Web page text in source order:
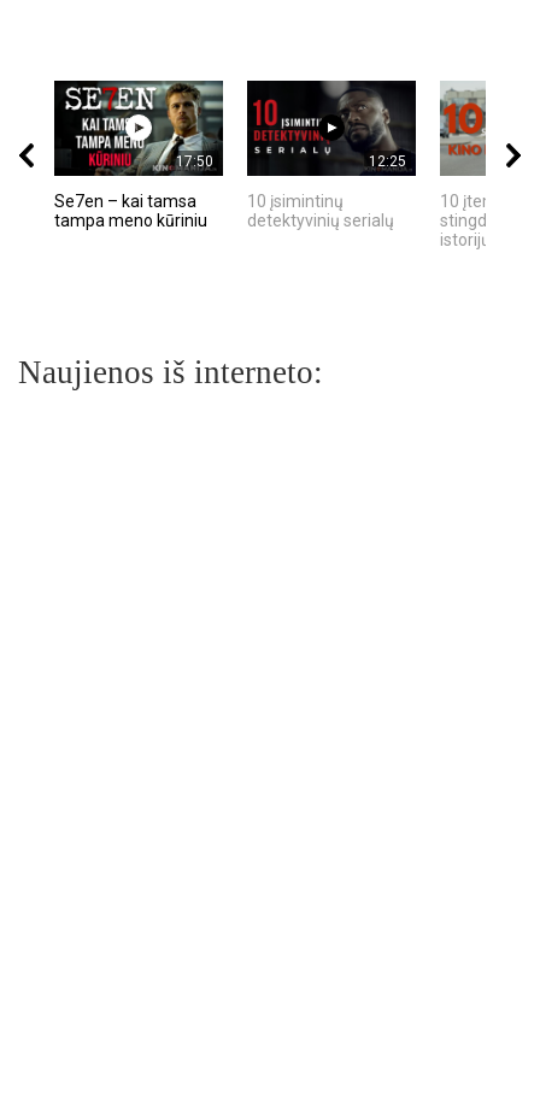
17:50
Se7en – kai tamsa
tampa meno kūriniu
12:25
10 įsimintinų
detektyvinių serialų
10 įtemptų,
stingdančių
istorijų
Naujienos iš interneto: